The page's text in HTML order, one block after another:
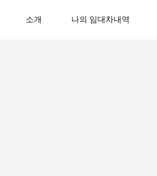
소개 나의 임대차내역